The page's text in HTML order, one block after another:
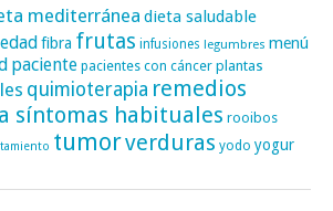
mediterránea dieta saludable
fibra frutas infusiones legumbres menú
paciente pacientes con cáncer plantas
quimioterapia remedios
síntomas habituales rooibos
tumorverduras yodo yogur